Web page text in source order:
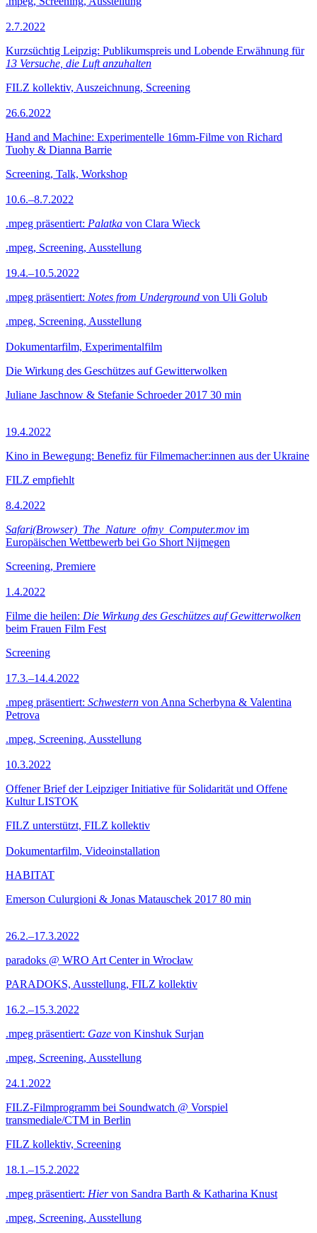
2.7.2022
Kurzsüchtig Leipzig: Publikumspreis und Lobende Erwähnung für
13 Versuche, die Luft anzuhalten
FILZ kollektiv, Auszeichnung, Screening
26.6.2022
Hand and Machine: Experimentelle 16mm-Filme von Richard
Tuohy & Dianna Barrie
Screening, Talk, Workshop
10.6.–8.7.2022
.mpeg präsentiert: Palatka von Clara Wieck
.mpeg, Screening, Ausstellung
19.4.–10.5.2022
.mpeg präsentiert: Notes from Underground von Uli Golub
.mpeg, Screening, Ausstellung
Dokumentarfilm, Experimentalfilm
Die Wirkung des Geschützes auf Gewitterwolken
Juliane Jaschnow & Stefanie Schroeder 2017 30 min
19.4.2022
Kino in Bewegung: Benefiz für Filmemacher:innen aus der Ukraine
FILZ empfiehlt
8.4.2022
Safari(Browser)_The_Nature_ofmy_Computer.mov im
Europäischen Wettbewerb bei Go Short Nijmegen
Screening, Premiere
1.4.2022
Filme die heilen: Die Wirkung des Geschützes auf Gewitterwolken
beim Frauen Film Fest
Screening
17.3.–14.4.2022
.mpeg präsentiert: Schwestern von Anna Scherbyna & Valentina
Petrova
.mpeg, Screening, Ausstellung
10.3.2022
Offener Brief der Leipziger Initiative für Solidarität und Offene
Kultur LISTOK
FILZ unterstützt, FILZ kollektiv
Dokumentarfilm, Videoinstallation
HABITAT
Emerson Culurgioni & Jonas Matauschek 2017 80 min
26.2.–17.3.2022
paradoks @ WRO Art Center in Wrocław
PARADOKS, Ausstellung, FILZ kollektiv
16.2.–15.3.2022
.mpeg präsentiert: Gaze von Kinshuk Surjan
.mpeg, Screening, Ausstellung
24.1.2022
FILZ-Filmprogramm bei Soundwatch @ Vorspiel
transmediale/CTM in Berlin
FILZ kollektiv, Screening
18.1.–15.2.2022
.mpeg präsentiert: Hiervon Sandra Barth & Katharina Knust
.mpeg, Screening, Ausstellung